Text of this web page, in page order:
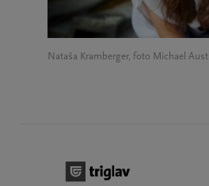
Nataša Kramberger, foto Michael Aust